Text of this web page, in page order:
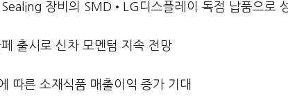
장비의 SMD•LG디스플레이 독점 납품으로
출시로 신차 모멘텀 지속 전망
따른 소재식품 매출이익 증가 기대